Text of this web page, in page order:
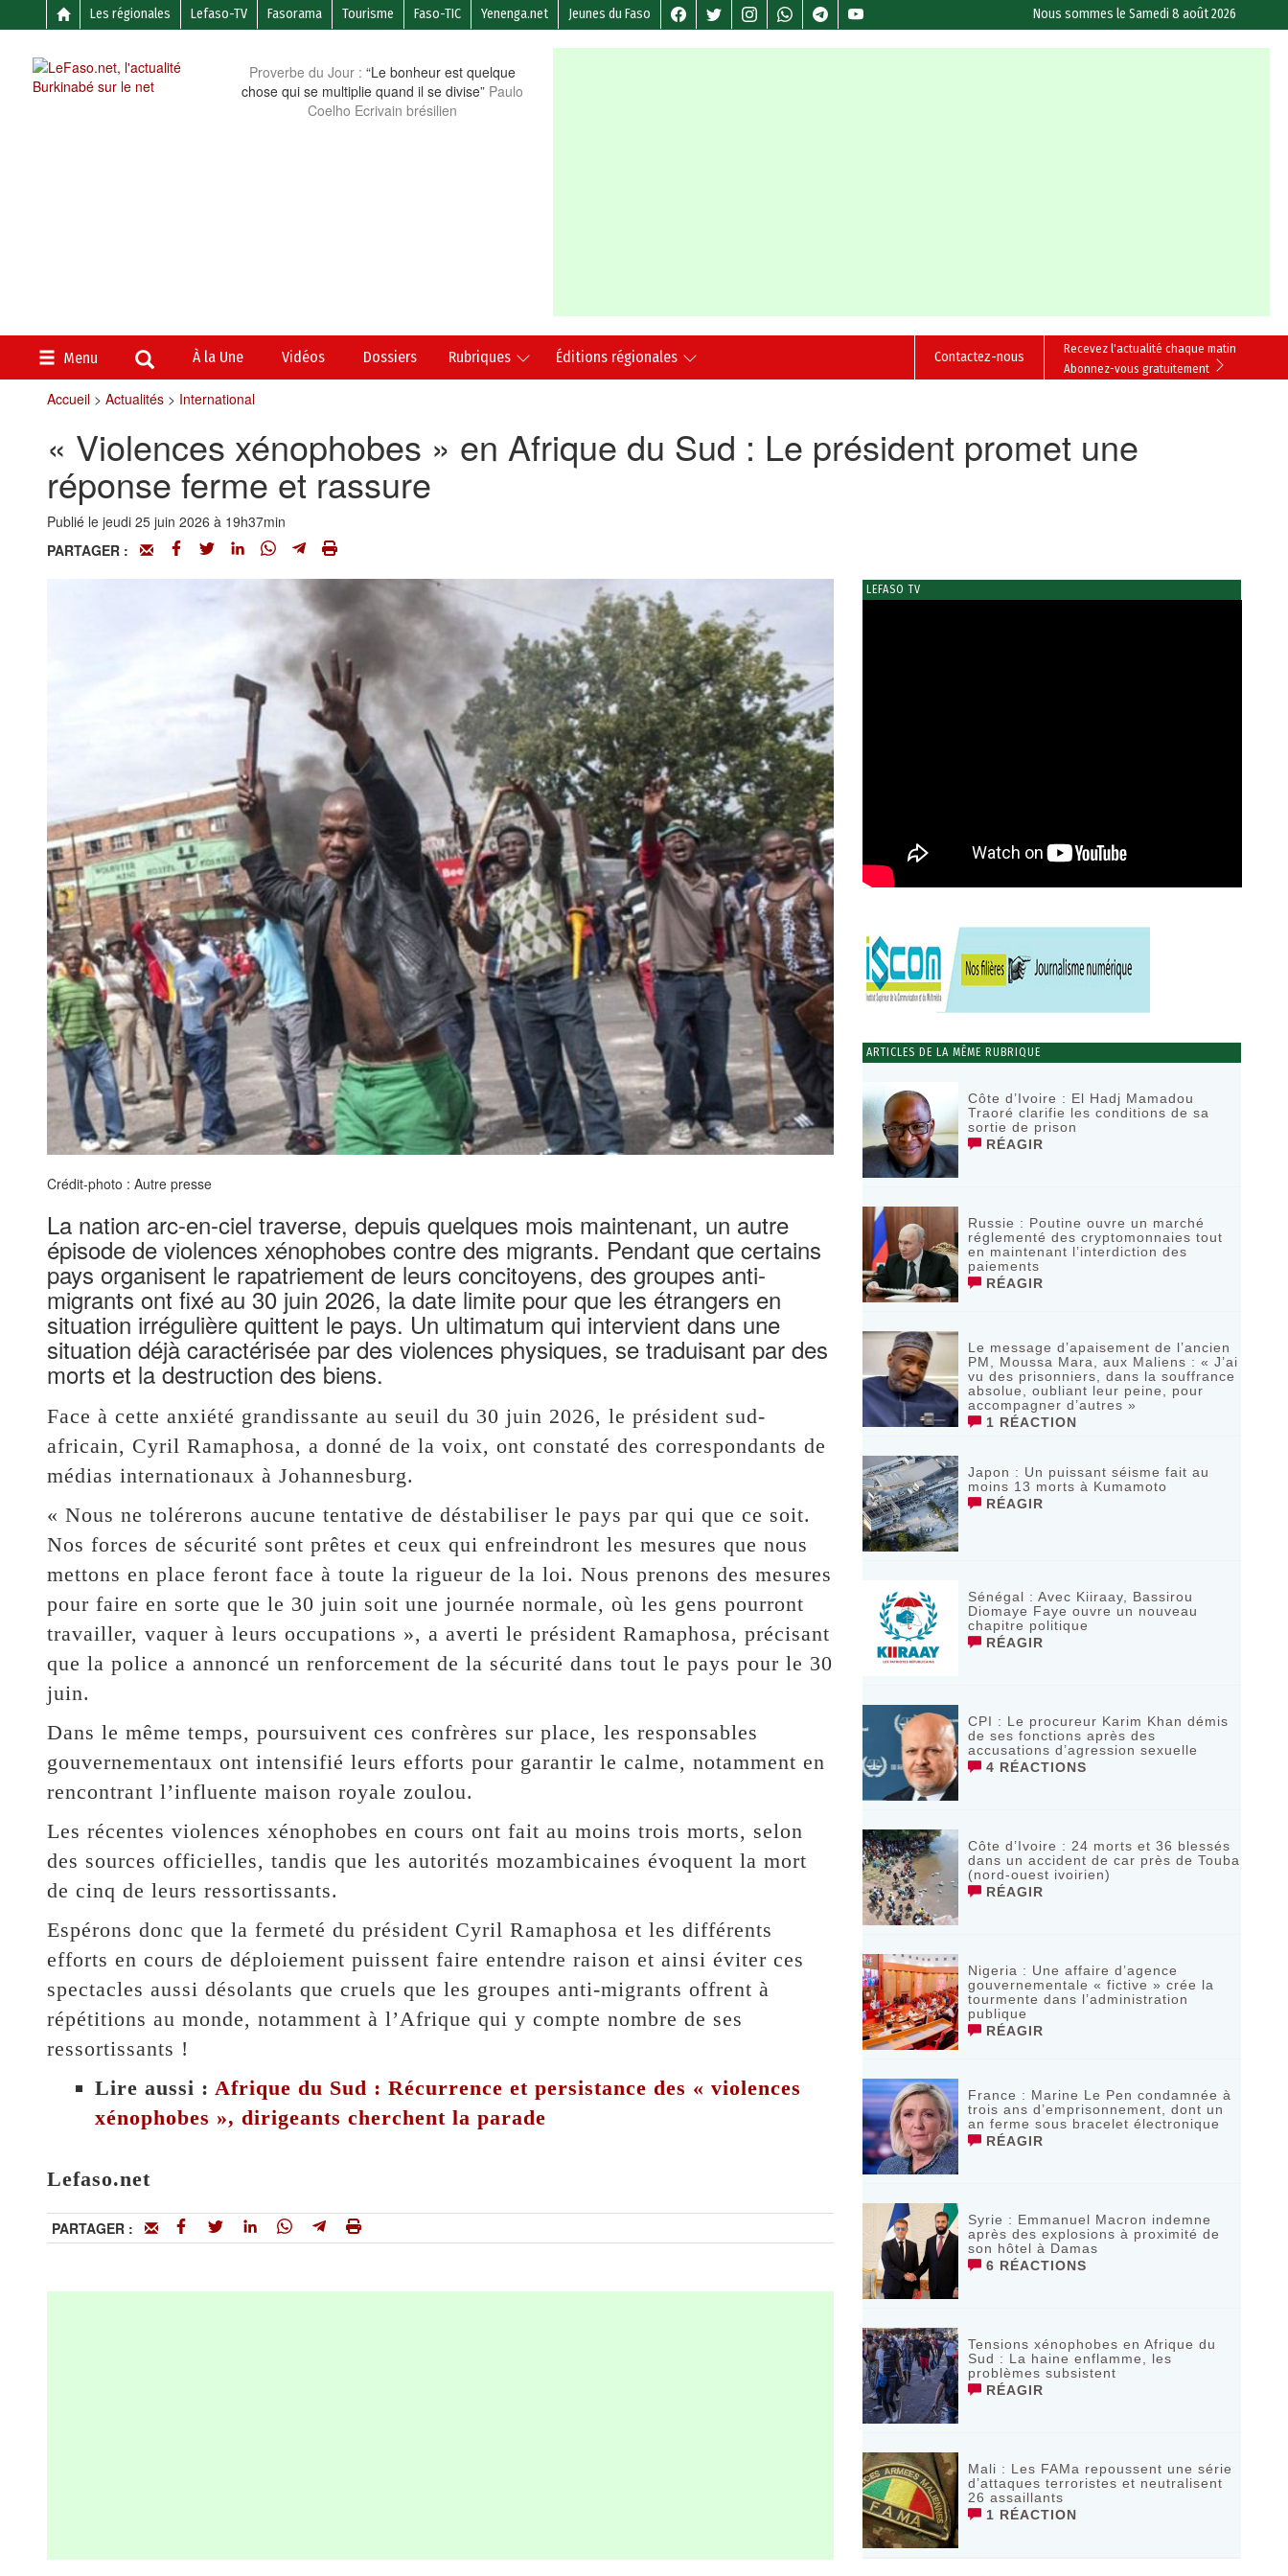
Les régionales Lefaso-TV Fasorama Tourisme Faso-TIC Yenenga.net Jeunes du Faso Nous sommes leSamedi 8 août 2026
Proverbe du Jour : “Le bonheur est quelque
chose qui se multiplie quand il se divise” Paulo
Coelho Ecrivain brésilien
Menu À la Une Vidéos Dossiers Rubriques Éditions régionales
Recevez l'actualité chaque matin
Abonnez-vous gratuitement
Contactez-nous
Accueil> Actualités> International
« Violences xénophobes » en Afrique du Sud : Le président promet une
réponse ferme et rassure
Publié le jeudi 25 juin 2026 à 19h37min
PARTAGER :
Crédit-photo : Autre presse
La nation arc-en-ciel traverse, depuis quelques mois maintenant, un autre
épisode de violences xénophobes contre des migrants. Pendant que certains
pays organisent le rapatriement de leurs concitoyens, des groupes anti-
migrants ont fixé au 30 juin 2026, la date limite pour que les étrangers en
situation irrégulière quittent le pays. Un ultimatum qui intervient dans une
situation déjà caractérisée par des violences physiques, se traduisant par des
morts et la destruction des biens.
Face à cette anxiété grandissante au seuil du 30 juin 2026, le président sud-
africain, Cyril Ramaphosa, a donné de la voix, ont constaté des correspondants de
médias internationaux à Johannesburg.
« Nous ne tolérerons aucune tentative de déstabiliser le pays par qui que ce soit.
Nos forces de sécurité sont prêtes et ceux qui enfreindront les mesures que nous
mettons en place feront face à toute la rigueur de la loi. Nous prenons des mesures
pour faire en sorte que le 30 juin soit une journée normale, où les gens pourront
travailler, vaquer à leurs occupations », a averti le président Ramaphosa, précisant
que la police a annoncé un renforcement de la sécurité dans tout le pays pour le 30
juin.
Dans le même temps, poursuivent ces confrères sur place, les responsables
gouvernementaux ont intensifié leurs efforts pour garantir le calme, notamment en
rencontrant l’influente maison royale zoulou.
Les récentes violences xénophobes en cours ont fait au moins trois morts, selon
des sources officielles, tandis que les autorités mozambicaines évoquent la mort
de cinq de leurs ressortissants.
Espérons donc que la fermeté du président Cyril Ramaphosa et les différents
efforts en cours de déploiement puissent faire entendre raison et ainsi éviter ces
spectacles aussi désolants que cruels que les groupes anti-migrants offrent à
répétitions au monde, notamment à l’Afrique qui y compte nombre de ses
ressortissants !
Lire aussi : Afrique du Sud : Récurrence et persistance des « violences
xénophobes », dirigeants cherchent la parade
Lefaso.net
PARTAGER :
LEFASO TV
ARTICLES DE LA MÊME RUBRIQUE
Côte d’Ivoire : El Hadj Mamadou
Traoré clarifie les conditions de sa
sortie de prison
RÉAGIR
Russie : Poutine ouvre un marché
réglementé des cryptomonnaies tout
en maintenant l’interdiction des
paiements
RÉAGIR
Le message d’apaisement de l’ancien
PM, Moussa Mara, aux Maliens : « J’ai
vu des prisonniers, dans la souffrance
absolue, oubliant leur peine, pour
accompagner d’autres »
1 RÉACTION
‎Japon : Un puissant séisme fait au
moins 13 morts à Kumamoto ‎
RÉAGIR
Sénégal : Avec Kiiraay, Bassirou
Diomaye Faye ouvre un nouveau
chapitre politique
RÉAGIR
CPI : Le procureur Karim Khan démis
de ses fonctions après des
accusations d’agression sexuelle
4 RÉACTIONS
Côte d’Ivoire : 24 morts et 36 blessés
dans un accident de car près de Touba
(nord-ouest ivoirien)
RÉAGIR
Nigeria : Une affaire d’agence
gouvernementale « fictive » crée la
tourmente dans l’administration
publique
RÉAGIR
France : Marine Le Pen condamnée à
trois ans d’emprisonnement, dont un
an ferme sous bracelet électronique
RÉAGIR
Syrie : Emmanuel Macron indemne
après des explosions à proximité de
son hôtel à Damas
6 RÉACTIONS
Tensions xénophobes en Afrique du
Sud : La haine enflamme, les
problèmes subsistent
RÉAGIR
Mali : Les FAMa repoussent une série
d’attaques terroristes et neutralisent
26 assaillants
1 RÉACTION